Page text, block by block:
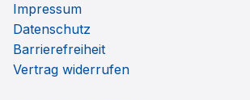
Impressum
Datenschutz
Barrierefreiheit
Vertrag widerrufen